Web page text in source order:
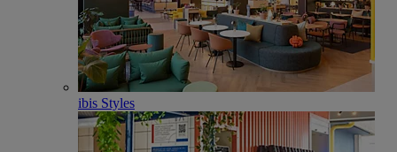
ibis Styles